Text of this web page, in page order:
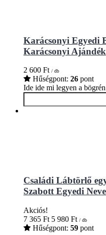
Karácsonyi Egyedi
Karácsonyi Ajándék
2 600 Ft / db
Hűségpont: 26 pont
Ide ide mi legyen a
Családi Lábtörlő
Szabott Egyedi
Akciós!
7 365 Ft 5 980 Ft / db
Hűségpont: 59 pont